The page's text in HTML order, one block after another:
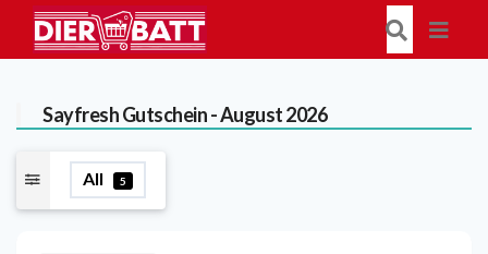
SayfreshGutschein - August 2026
All 5